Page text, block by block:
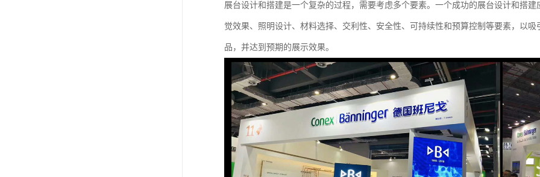
展台设计和搭建是一个复杂的过程，需要考虑多个要素。一个成功的展台设计和搭
觉效果、照明设计、材料选择、交利性、安全性、可持续性和预算控制等要素，以
品，并达到预期的展示效果。